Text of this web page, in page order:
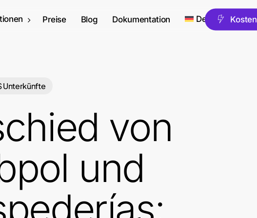
Preise Blog Dokumentation Deutsch Kosten
Unterkünfte
von
und